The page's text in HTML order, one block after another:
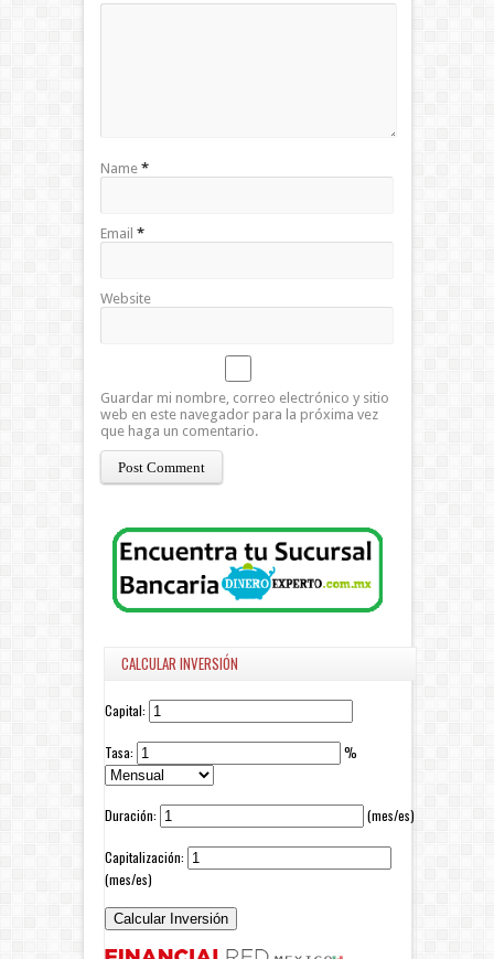
Name *
Email *
Website
Guardar mi nombre, correo electrónico y sitio
web en este navegador para la próxima vez
que haga un comentario.